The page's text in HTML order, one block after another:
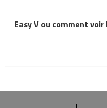
Easy V ou comment